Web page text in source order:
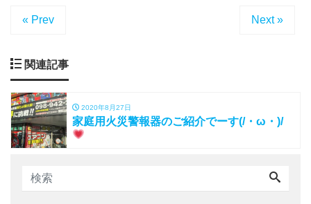
« Prev Next »
関連記事
2020年8月27日
家庭用火災警報器のご紹介でーす(/・ω・)/